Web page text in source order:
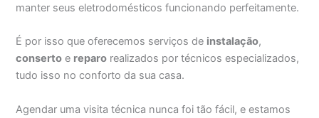
manter seus eletrodomésticos funcionando perfeitamente.
É por isso que oferecemos serviços de instalação,
conserto e reparo realizados por técnicos especializados,
tudo isso no conforto da sua casa.
Agendar uma visita técnica nunca foi tão fácil, e estamos